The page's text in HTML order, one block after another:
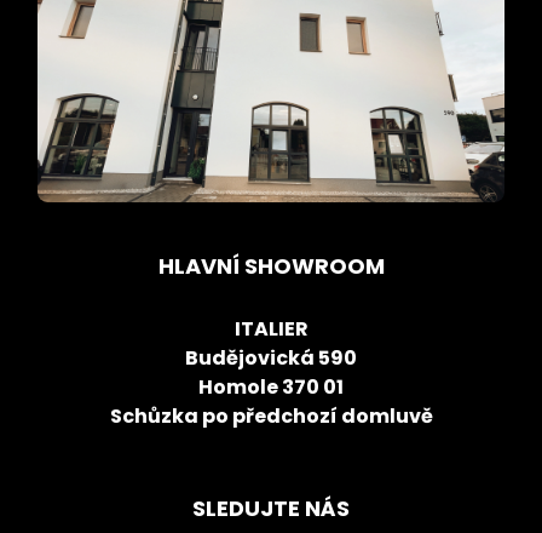
HLAVNÍ SHOWROOM
ITALIER
Budějovická 590
Homole 370 01
Schůzka po předchozí domluvě
SLEDUJTE NÁS